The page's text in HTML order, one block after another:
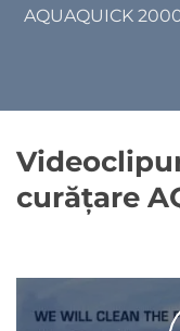
AQUAQUICK
curățare